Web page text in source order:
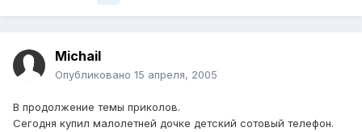
Michail
Опубликовано 15 апреля, 2005
В продолжение темы приколов.
Сегодня купил малолетней дочке детский сотовый телефон.